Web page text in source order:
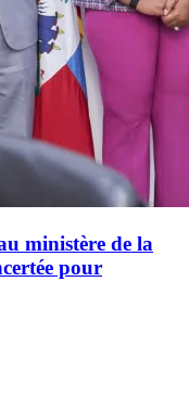
ministère de la
pour